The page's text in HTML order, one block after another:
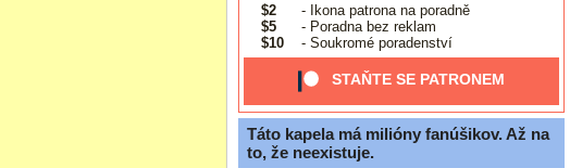
$2
- Ikona patrona na poradně
$5
- Poradna bez reklam
$10
- Soukromé poradenství
STAŇTE SE PATRONEM
Táto kapela má milióny fanúšikov. Až na
to, že neexistuje.